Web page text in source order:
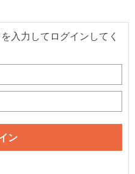
入力してログインしてく